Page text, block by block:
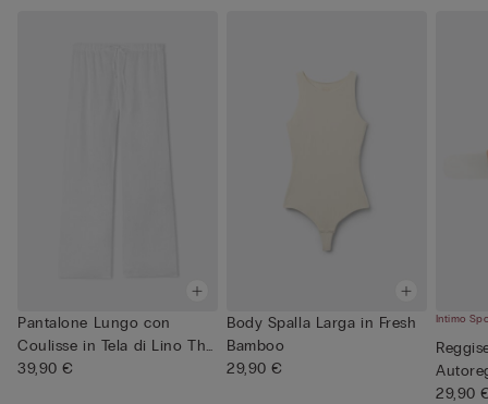
Pantalone Lungo con
Coulisse in Tela di Lino The
P...
39,90 €
Body Spalla Larga in Fresh
Bamboo
29,90 €
Intimo
29,90